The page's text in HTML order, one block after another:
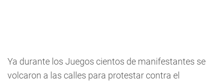
Ya durante los Juegos cientos de manifestantes se
volcaron a las calles para protestar contra el